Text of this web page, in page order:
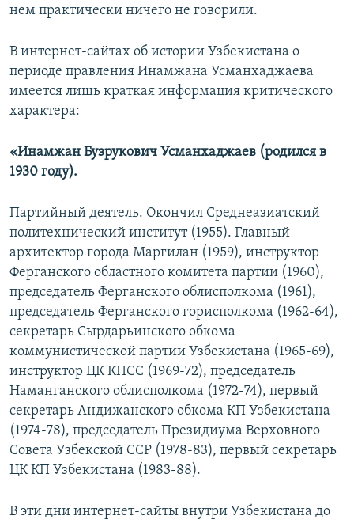
нем практически ничего не говорили.
В интернет-сайтах об истории Узбекистана о
периоде правления Инамжана Усманхаджаева
имеется лишь краткая информация критического
характера:
«Инамжан Бузрукович Усманхаджаев (родился в
1930 году).
Партийный деятель. Окончил Среднеазиатский
политехнический институт (1955). Главный
архитектор города Маргилан (1959), инструктор
Ферганского областного комитета партии (1960),
председатель Ферганского облисполкома (1961),
председатель Ферганского горисполкома (1962-64),
секретарь Сырдарьинского обкома
коммунистической партии Узбекистана (1965-69),
инструктор ЦК КПСС (1969-72), председатель
Наманганского облисполкома (1972-74), первый
секретарь Андижанского обкома КП Узбекистана
(1974-78), председатель Президиума Верховного
Совета Узбекской ССР (1978-83), первый секретарь
ЦК КП Узбекистана (1983-88).
В эти дни интернет-сайты внутри Узбекистана до